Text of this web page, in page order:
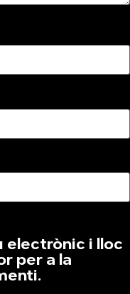
electrònic i lloc
per a la